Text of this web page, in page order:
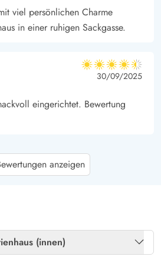
viel persönlichen Charme
in einer ruhigen Sackgasse.
4.5 von 5
4.5 von 5
4.5 out of 5
30/09/2025
eingerichtet. Bewertung
4.5 von 5
4.5 out of 5
Sehr gut ausgestattet.
Strand, als auch zum Bäcker.
anzeigen
(innen)